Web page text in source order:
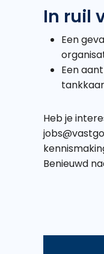
In ruil
Een
Een
Heb je
Benieuwd